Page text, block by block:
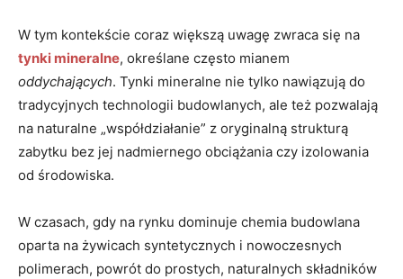
W tym kontekście coraz większą uwagę zwraca się na
tynki mineralne, określane często mianem
oddychających. Tynki mineralne nie tylko nawiązują do
tradycyjnych technologii budowlanych, ale też pozwalają
na naturalne „współdziałanie” z oryginalną strukturą
zabytku bez jej nadmiernego obciążania czy izolowania
od środowiska.
W czasach, gdy na rynku dominuje chemia budowlana
oparta na żywicach syntetycznych i nowoczesnych
polimerach, powrót do prostych, naturalnych składników